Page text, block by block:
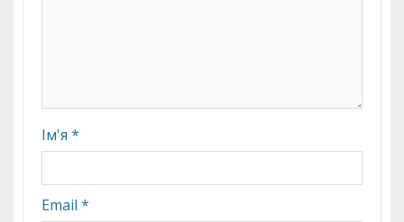
Ім'я *
Email *